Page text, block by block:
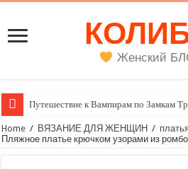
Женский
Путешествие к Вампирам по Замкам
Женский внутренний голос
Home / ВЯЗАНИЕ ДЛЯ ЖЕНЩИН /
Пляжное платье крючком узорами из